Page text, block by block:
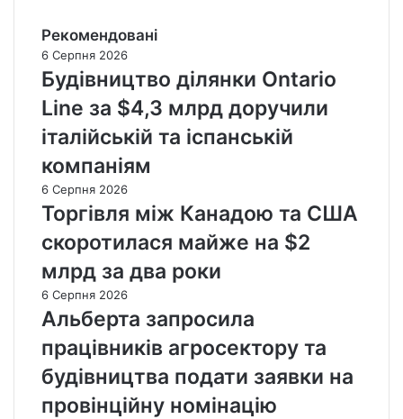
Рекомендовані
6 Серпня 2026
Будівництво ділянки Ontario
Line за $4,3 млрд доручили
італійській та іспанській
компаніям
6 Серпня 2026
Торгівля між Канадою та США
скоротилася майже на $2
млрд за два роки
6 Серпня 2026
Альберта запросила
працівників агросектору та
будівництва подати заявки на
провінційну номінацію